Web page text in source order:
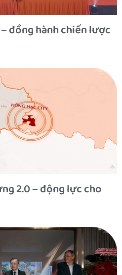
đồng hành chiến lược
2.0 – động lực cho